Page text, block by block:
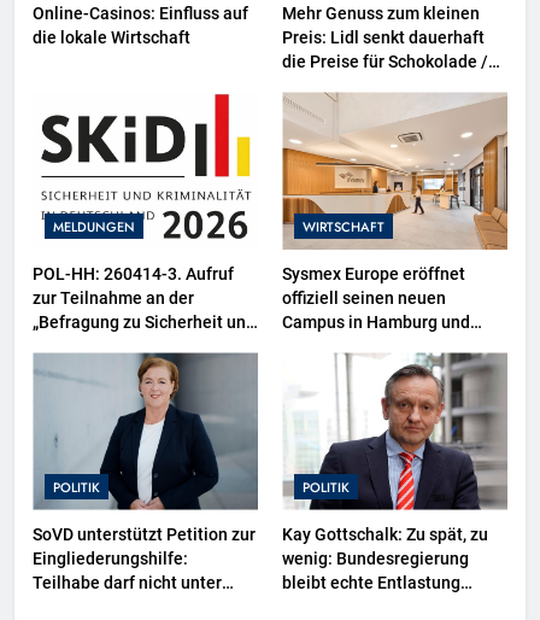
Online-Casinos: Einfluss auf
die lokale Wirtschaft
Mehr Genuss zum kleinen
Preis: Lidl senkt dauerhaft
die Preise für Schokolade /
bis zu 13 Prozent günstiger
MELDUNGEN
POL-HH: 260414-3. Aufruf
zur Teilnahme an der
„Befragung zu Sicherheit und
(SKiD) 2026“
WIRTSCHAFT
Sysmex Europe eröffnet
offiziell seinen neuen
Campus in Hamburg und
für zukunftsorientierte
Arbeitsumgebungen
POLITIK
SoVD unterstützt Petition zur
Eingliederungshilfe:
Teilhabe darf nicht unter
POLITIK
Kay Gottschalk: Zu spät, zu
wenig: Bundesregierung
bleibt echte Entlastung